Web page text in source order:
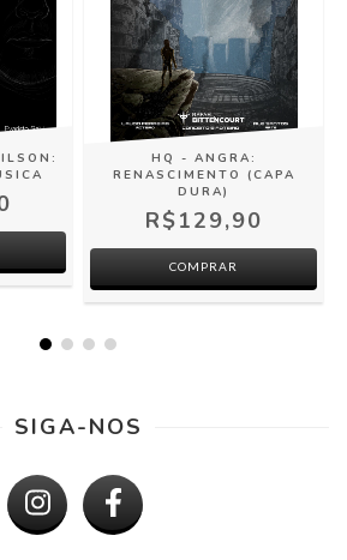
HQ - ANGRA:
RENASCIMENTO (CAPA
DURA)
R$129,90
SIGA-NOS